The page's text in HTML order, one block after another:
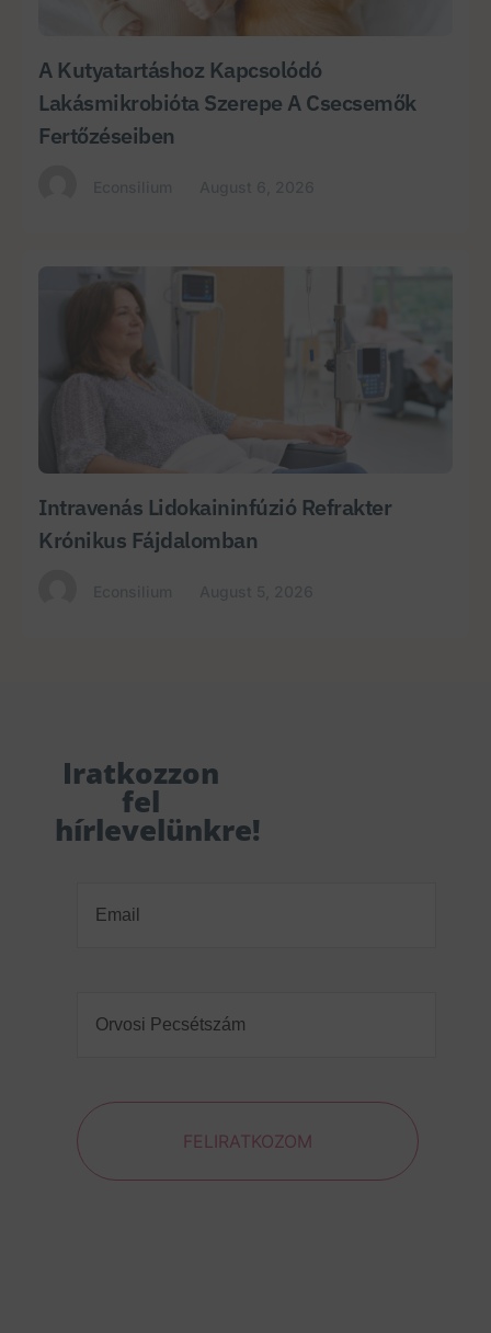
A Kutyatartáshoz Kapcsolódó
Lakásmikrobióta Szerepe A Csecsemők
Fertőzéseiben
Intravenás Lidokaininfúzió Refrakter
Krónikus Fájdalomban
Iratkozzon
fel
hírlevelünkre!
Pecsétszám(Required)
FELIRATKOZOM